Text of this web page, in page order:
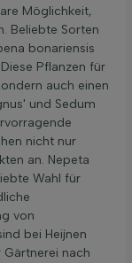
Möglichkeit,
Beliebte Sorten
bonariensis
Pflanzen für
auch einen
und Sedum
nicht nur
an. Nepeta
Wahl für
von
bei Heijnen
nach